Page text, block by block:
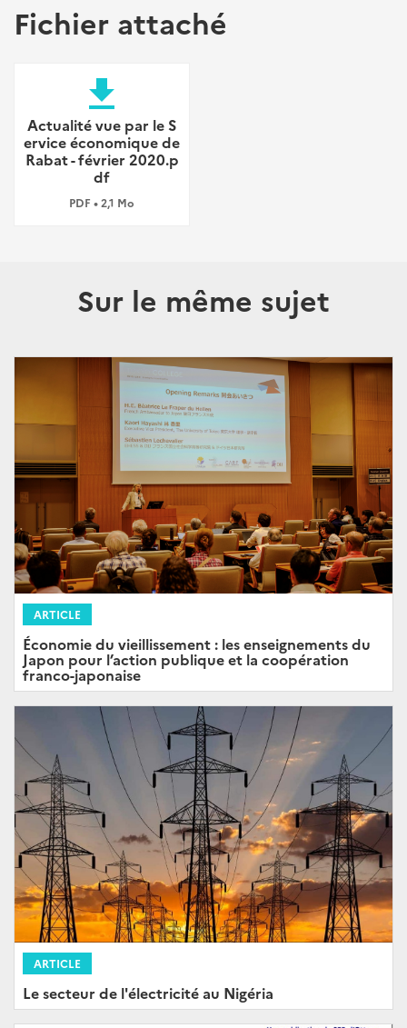
Fichier attaché
file_download
Actualité vue par le S
ervice économique de
Rabat - février 2020.p
df
PDF • 2,1 Mo
Sur le même sujet
ARTICLE
Économie du vieillissement : les enseignements du
Japon pour l’action publique et la coopération
franco-japonaise
ARTICLE
Le secteur de l'électricité au Nigéria